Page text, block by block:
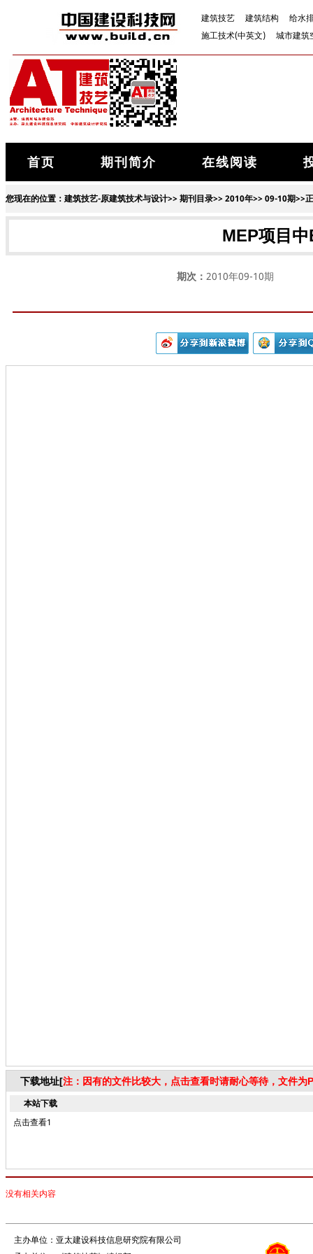
建筑技艺 建筑结构
给水
施工技术(中英文)
城市建筑
首页 期刊简介 在线阅读
您现在的位置： 建筑技艺-原建筑技术与设计>>期刊目录>>2010年>>09-10期>>
MEP项目
期次：2010年09-10期
下载地址[注：因有的文件比较大，点击查看时请耐心等待，文件为
本站下载
点击查看1
没有相关内容
主办单位：亚太建设科技信息研究院有限公司